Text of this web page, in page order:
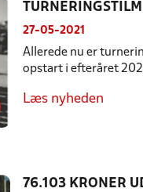
27-05-2021
Allerede nu er
opstart i efteråret 2021
Læs nyheden
76.103 KRONER